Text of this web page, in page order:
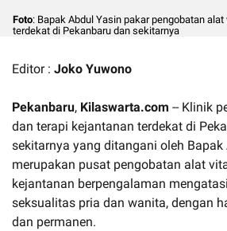
Foto: Bapak Abdul Yasin pakar pengobatan
terdekat di Pekanbaru dan sekitarnya
Editor : Joko Yuwono
Pekanbaru, Kilaswarta.com -- Klinik
dan terapi kejantanan terdekat di
sekitarnya yang ditangani oleh Bapak
merupakan pusat pengobatan alat
kejantanan berpengalaman
seksualitas pria dan wanita, dengan
dan permanen.